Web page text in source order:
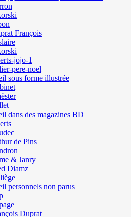
François
jojo-1
pere-noel
sous forme illustrée
dans des magazines BD
de Pins
& Janry
Diamz
personnels non parus
Duprat